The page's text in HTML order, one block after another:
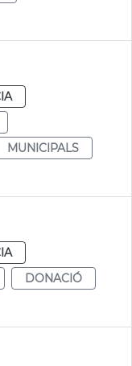
MUNICIPALS
DONACIÓ